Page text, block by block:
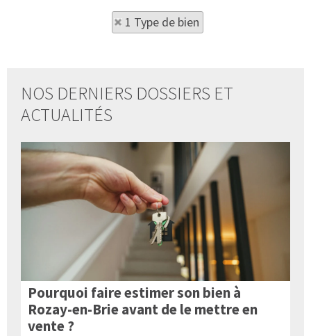
1 Type de bien
NOS DERNIERS DOSSIERS ET
ACTUALITÉS
Pourquoi faire estimer son bien à
Rozay-en-Brie avant de le mettre en
vente ?